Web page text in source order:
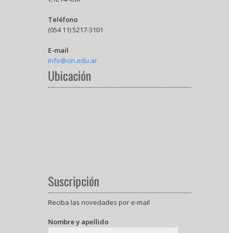
Teléfono
(054 11) 5217-3101
E-mail
info@cin.edu.ar
Ubicación
Suscripción
Reciba las novedades por e-mail
Nombre y apellido